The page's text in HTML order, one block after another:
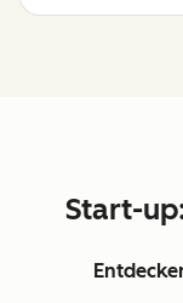
Start-